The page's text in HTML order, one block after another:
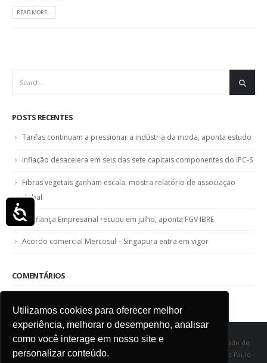
Utilizamos cookies para oferecer melhor
experiência, melhorar o desempenho, analisar
como você interage em nosso site e
personalizar conteúdo.
READ MORE...
POSTS RECENTES
Tarifas continuam a pressionar a indústria da moda, aponta estudo
Inflação desacelera em seis das sete capitais componentes do IPC-S
Fibras vegetais ganham escala, mostra relatório de associação
global
Confiança Empresarial recuou em julho, aponta FGV IBRE
Acordo comercial Mercosul – Singapura entra em vigor
COMENTÁRIOS
SINDITÊXTIL SP - Sindicato das Indústrias de Fiação e Tecelagem do Estado de
São Paulo Rua Marquês de Itu, 968 - Vila Buarque - Cep 01223-000 - São Paulo -